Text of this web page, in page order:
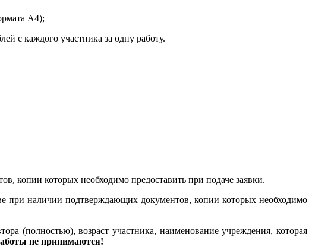
А4);
с каждого участника за одну работу.
копии которых необходимо предоставить при подаче заявки.
при наличии подтверждающих документов, копии которых необходимо
(полностью), возраст участника, наименование учреждения, которая
не принимаются!